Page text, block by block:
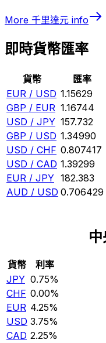
More 千里達元 info
即時貨幣匯率
貨幣 匯率
EUR / USD 1.15629
GBP / EUR 1.16744
USD / JPY 157.732
GBP / USD 1.34990
USD / CHF 0.807417
USD / CAD 1.39299
EUR / JPY 182.383
AUD / USD 0.706429
貨幣
利率
JPY 0.75%
CHF 0.00%
EUR 4.25%
USD 3.75%
CAD 2.25%